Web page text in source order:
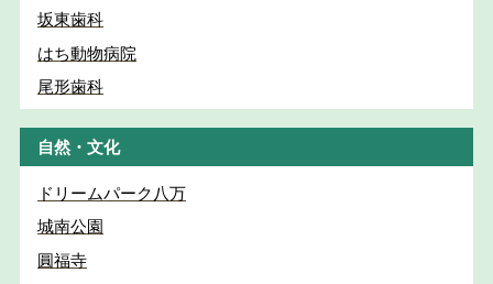
坂東歯科
はち動物病院
尾形歯科
自然・文化
ドリームパーク八万
城南公園
圓福寺